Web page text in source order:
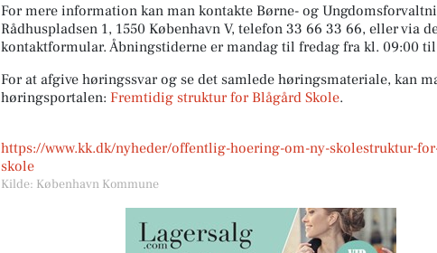
For mere information kan man kontakte Børne- og
Rådhuspladsen 1, 1550 København V, telefon 33 66 33 66, eller via
kontaktformular. Åbningstiderne er mandag til fredag fra kl. 09:00 til
For at afgive høringssvar og se det samlede høringsmateriale, kan
høringsportalen: Fremtidig struktur for Blågård Skole.
https://www.kk.dk/nyheder/offentlig-hoering-om-ny-skolestruktur-
skole
Kilde: København Kommune